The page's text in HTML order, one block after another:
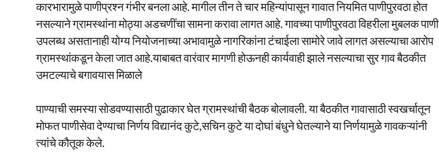
कारभारामुळे पाणीप्रश्न गंभीर बनला आहे. मागील तीन ते चार महिन्यांपासून गावात नियमित पाणीपुरवठा होत
नसल्याने ग्रामस्थांना मोठ्या अडचणींचा सामना करावा लागत आहे. गावच्या पाणीपुरवठा विहरीला मुबलक पाणी
उपलब्ध असतानाही योग्य नियोजनाच्या अभावामुळे नागरिकांना टंचाईला सामोरे जावे लागत असल्याचा आरोप
ग्रामस्थांकडून केला जात आहे.याबाबत वारंवार मागणी होऊनही कार्यवाही झाले नसल्याचा सुर गाव बैठकीत
उमटल्याचे बगावयास मिळाले
पाण्याची समस्या सोडवण्यासाठी पुढाकार घेत ग्रामस्थांची बैठक बोलावली. या बैठकीत गावासाठी स्वखर्चातून
मोफत पाणीसेवा देण्याचा निर्णय विद्यानंद कुटे,सचिन कुटे या दोघां बंधुने घेतल्याने या निर्णयामुळे गावकऱ्यांनी
त्यांचे कौतूक केले.